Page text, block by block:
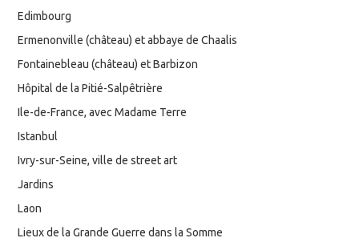
Edimbourg
Ermenonville (château) et abbaye de Chaalis
Fontainebleau (château) et Barbizon
Hôpital de la Pitié-Salpêtrière
Ile-de-France, avec Madame Terre
Istanbul
Ivry-sur-Seine, ville de street art
Jardins
Laon
Lieux de la Grande Guerre dans la Somme